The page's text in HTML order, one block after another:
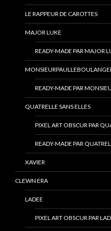
LE RAPPEUR DE CAROTTES
MAJOR LUKE
READY-MADE PAR MAJOR
READY-MADE PAR
QUATRELLE SANS ELLES
PIXEL ART OBSCUR PAR
READY-MADE PAR
XAVIER
CLEWN ERA
LADEE
PIXEL ART OBSCUR PAR